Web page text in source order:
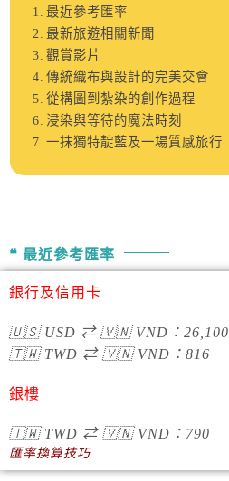
最近參考匯率
最新旅遊相關新聞
觀賞影片
傳統織布與設計的完美交會
從構圖到紮染的創作過程
浸染與等待的魔法時刻
一抹獨特靛藍及一場質感旅行
最近參考匯率
銀行及信用卡
🇺🇸USD ⇄ 🇻🇳VND ： 26,100
🇹🇼TWD ⇄ 🇻🇳VND ： 816
銀樓
🇹🇼TWD ⇄ 🇻🇳VND ：790
匯率換算技巧